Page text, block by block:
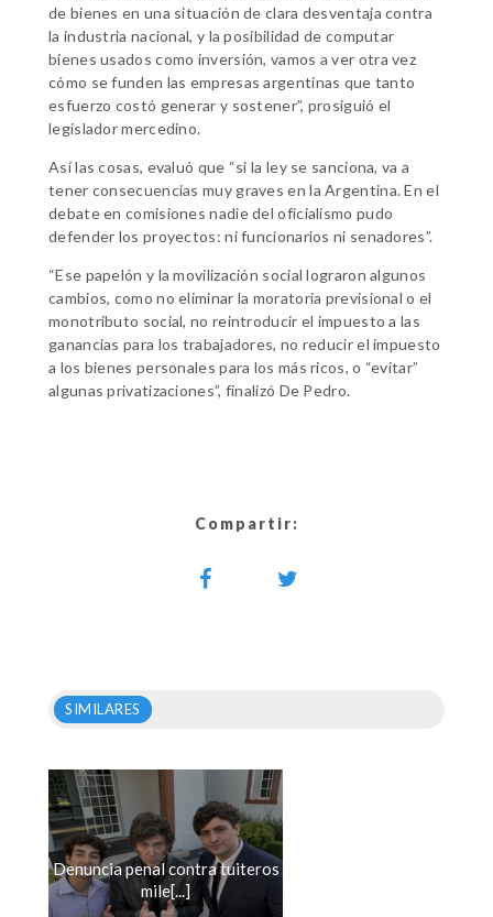
de bienes en una situación de clara desventaja contra
la industria nacional, y la posibilidad de computar
bienes usados como inversión, vamos a ver otra vez
cómo se funden las empresas argentinas que tanto
esfuerzo costó generar y sostener”, prosiguió el
legislador mercedino.
Así las cosas, evaluó que “si la ley se sanciona, va a
tener consecuencias muy graves en la Argentina. En el
debate en comisiones nadie del oficialismo pudo
defender los proyectos: ni funcionarios ni senadores”.
“Ese papelón y la movilización social lograron algunos
cambios, como no eliminar la moratoria previsional o el
monotributo social, no reintroducir el impuesto a las
ganancias para los trabajadores, no reducir el impuesto
a los bienes personales para los más ricos, o “evitar”
algunas privatizaciones”, finalizó De Pedro.
Compartir:
SIMILARES
Denuncia penal contra tuiteros
mile[...]